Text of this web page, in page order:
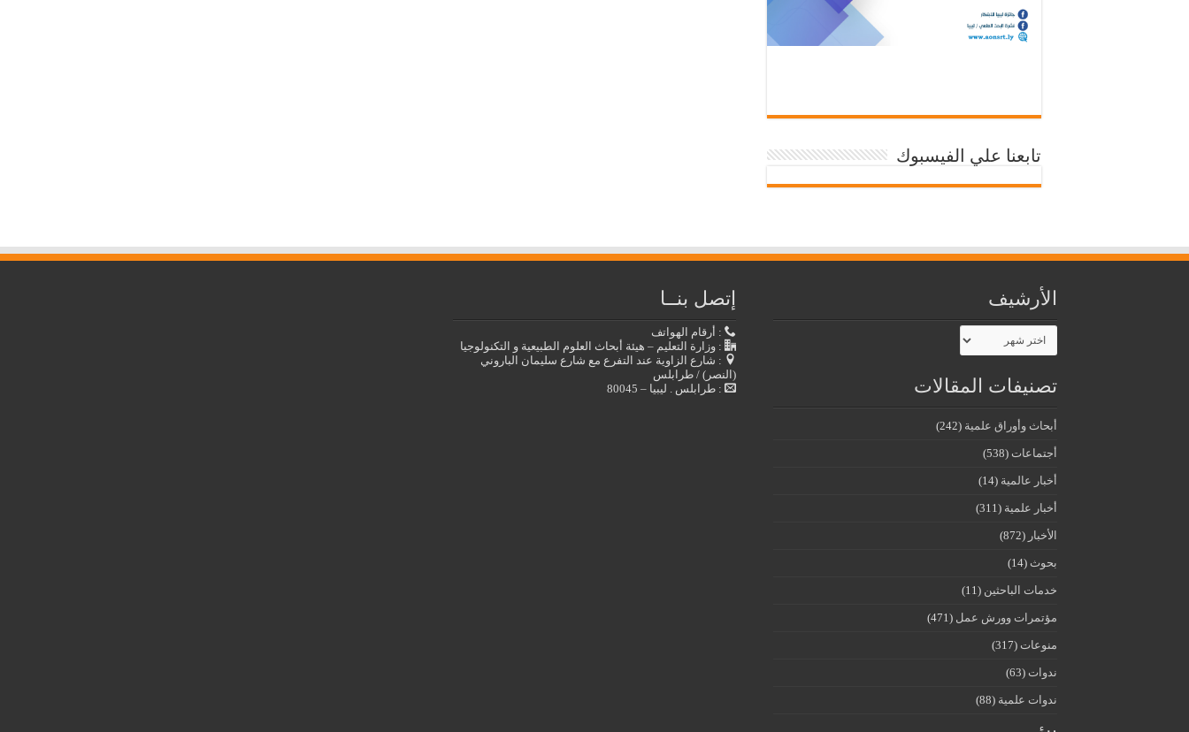
تابعنا علي الفيسبوك
الأرشيف
الأرشيف
تصنيفات المقالات
أبحاث وأوراق علمية (242)
أجتماعات (538)
أخبار عالمية (14)
أخبار علمية (311)
الأخبار (872)
بحوث (14)
خدمات الباحثين (11)
مؤتمرات وورش عمل (471)
منوعات (317)
ندوات (63)
ندوات علمية (88)
إتصل بنــا
: أرقام الهواتف
: وزارة التعليم – هيئة أبحاث العلوم الطبيعية و التكنولوجيا
: شارع الزاوية عند التفرع مع شارع سليمان الباروني
(النصر) / طرابلس
: طرابلس . ليبيا – 80045